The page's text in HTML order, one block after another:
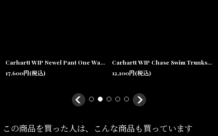
全国通販にも対応しております。
心してお買い求めいただけます。
Carhartt WIP Newel Pant One Wash Blue ニューエル デニムパンツ ワンウォッシュ テーパード 5ポケット ジーンズ
17,600円(税込)
Carhartt WIP Chase Swim Trunks Black Gold チェイス スイムトランクス 水陸両用 ショートパンツ
12,100円(税込)
この商品を買った人は、こんな商品も買っています